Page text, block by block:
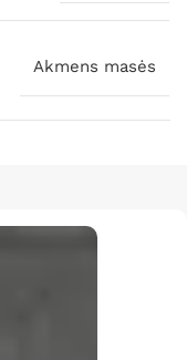
Akmens masės